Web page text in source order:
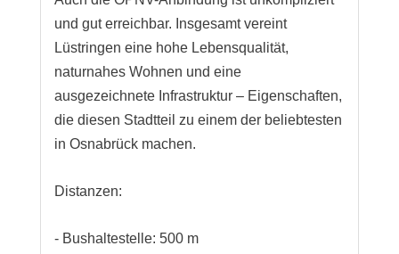
und gut erreichbar. Insgesamt vereint
Lüstringen eine hohe Lebensqualität,
naturnahes Wohnen und eine
ausgezeichnete Infrastruktur – Eigenschaften,
die diesen Stadtteil zu einem der beliebtesten
in Osnabrück machen.
Distanzen:
- Bushaltestelle: 500 m